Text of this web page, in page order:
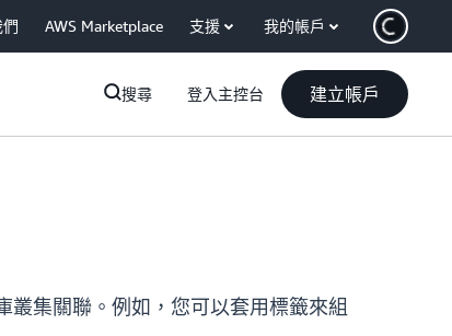
AWS Marketplace 支援 我的帳戶
搜尋 登入主控台 建立帳戶
集關聯。例如，您可以套用標籤來組